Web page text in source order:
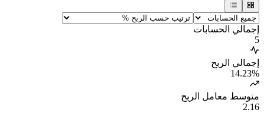
إجمالي الحسابات
5
إجمالي الربح
14.23%
متوسط معامل الربح
2.16